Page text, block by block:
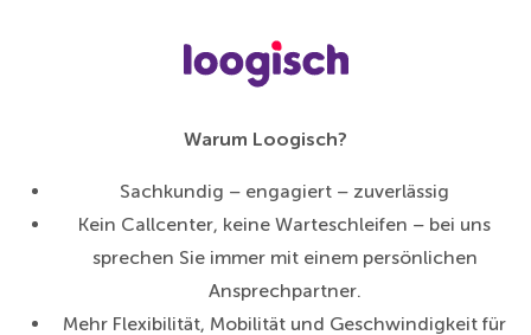
Warum Loogisch?
Sachkundig – engagiert – zuverlässig
Kein Callcenter, keine Warteschleifen – bei uns
sprechen Sie immer mit einem persönlichen
Ansprechpartner.
Mehr Flexibilität, Mobilität und Geschwindigkeit für